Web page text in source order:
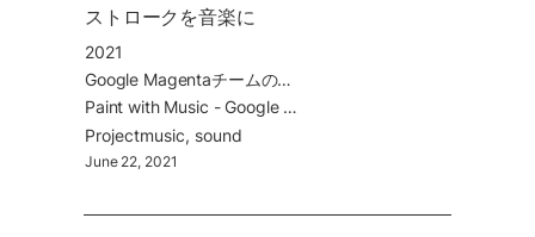
ストロークを音楽に
2021
Google Magentaチームの最新のプロジェクト。2020年に発表した
Paint with Music - Google Magenta
Projectmusic sound
June 22, 2021